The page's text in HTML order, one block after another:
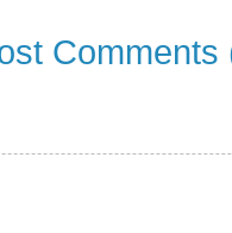
Comments